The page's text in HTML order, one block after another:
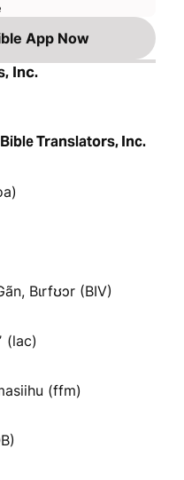
App Now
Inc.
Translators, Inc.
Bɩrfʊɔr (BIV)
(lac)
(ffm)